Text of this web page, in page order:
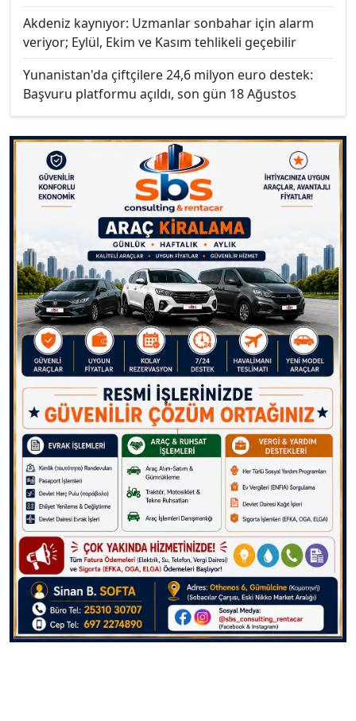
Akdeniz kaynıyor: Uzmanlar sonbahar için alarm
veriyor; Eylül, Ekim ve Kasım tehlikeli geçebilir
Yunanistan'da çiftçilere 24,6 milyon euro destek:
Başvuru platformu açıldı, son gün 18 Ağustos